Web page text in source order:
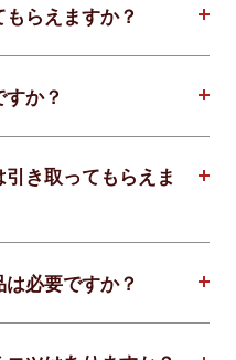
らえますか？
か？
き取ってもらえま
必要ですか？